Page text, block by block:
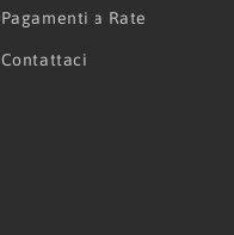
Pagamenti a Rate
Contattaci